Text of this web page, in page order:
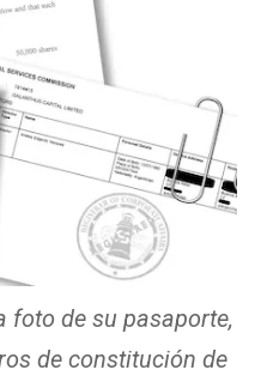
foto de su pasaporte,
de constitución de